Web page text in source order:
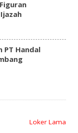
PT Handal
Loker Lama